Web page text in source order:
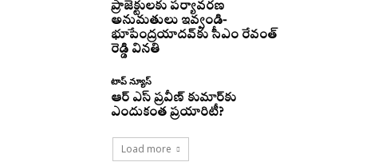
ప్రాజెక్టులకు పర్యావరణ
అనుమతులు ఇవ్వండి-
భూపేంద్రయాదవ్‌కు సీఎం రేవంత్‌
రెడ్డి వినతి
టాప్ న్యూస్
ఆర్ ఎస్ ప్రవీణ్ కుమార్‌కు
ఎందుకంత ప్రయారిటీ?
Load more